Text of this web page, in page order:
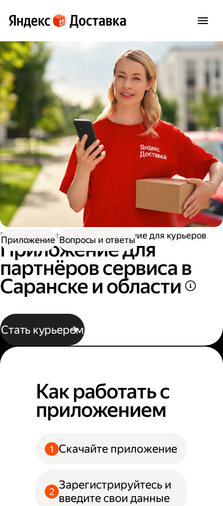
Работа в Доставке Приложение для курьеров
Приложение для
партнёров сервиса в
Саранске и области
Стать курьером
Приложение Вопросы и ответы
Как работать с
приложением
Скачайте приложение
Зарегистрируйтесь и
введите свои данные